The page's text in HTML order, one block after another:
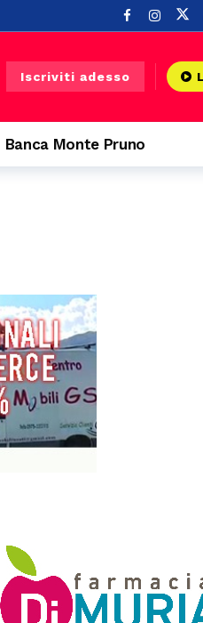
Iscriviti adesso
Banca Monte Pruno